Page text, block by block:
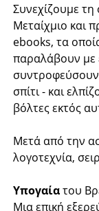
Συνεχίζουμε τη
Μεταίχμιο και
ebooks, τα
παραλάβουν με
συντροφεύσουν
σπίτι - και
βόλτες εκτός
Μετά από την
λογοτεχνία,
Υπογαίατου
Μια επική